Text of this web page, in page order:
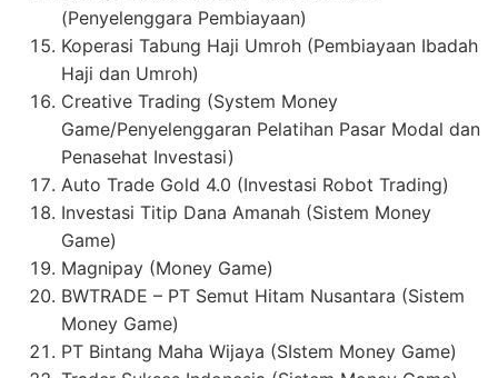
(Penyelenggara Pembiayaan)
Koperasi Tabung Haji Umroh (Pembiayaan Ibadah
Haji dan Umroh)
Creative Trading (System Money
Game/Penyelenggaran Pelatihan Pasar Modal dan
Penasehat Investasi)
Auto Trade Gold 4.0 (Investasi Robot Trading)
Investasi Titip Dana Amanah (Sistem Money
Game)
Magnipay (Money Game)
BWTRADE – PT Semut Hitam Nusantara (Sistem
Money Game)
PT Bintang Maha Wijaya (SIstem Money Game)